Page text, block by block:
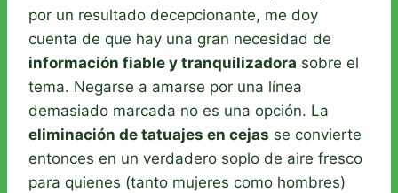
por un resultado decepcionante, me doy
cuenta de que hay una gran necesidad de
información fiable y tranquilizadora sobre el
tema. Negarse a amarse por una línea
demasiado marcada no es una opción. La
eliminación de tatuajes en cejas se convierte
entonces en un verdadero soplo de aire fresco
para quienes (tanto mujeres como hombres)